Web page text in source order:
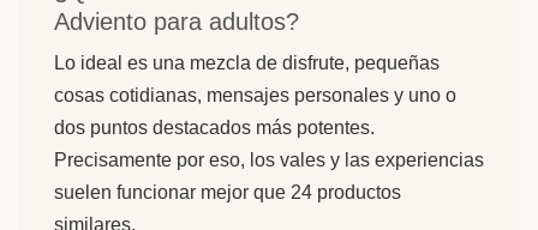
Adviento para adultos?
Lo ideal es una mezcla de disfrute, pequeñas
cosas cotidianas, mensajes personales y uno o
dos puntos destacados más potentes.
Precisamente por eso, los vales y las experiencias
suelen funcionar mejor que 24 productos
similares.